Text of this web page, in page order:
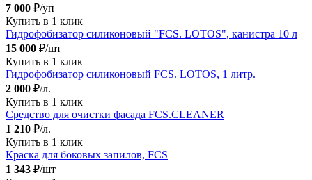
7 000 ₽/уп
Купить в 1 клик
Гидрофобизатор силиконовый "FCS. LOTOS", канистра 10 л
15 000 ₽/шт
Купить в 1 клик
Гидрофобизатор силиконовый FCS. LOTOS, 1 литр.
2 000 ₽/л.
Купить в 1 клик
Средство для очистки фасада FCS.CLEANER
1 210 ₽/л.
Купить в 1 клик
Краска для боковых запилов, FCS
1 343 ₽/шт